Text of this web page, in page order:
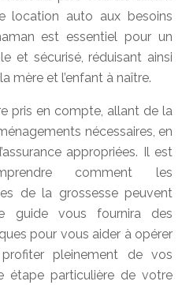
location auto aux besoins
est essentiel pour un
et sécurisé, réduisant ainsi
mère et l’enfant à naître.
pris en compte, allant de la
nécessaires, en
appropriées. Il est
comment les
de la grossesse peuvent
guide vous fournira des
pour vous aider à opérer
pleinement de vos
étape particulière de votre